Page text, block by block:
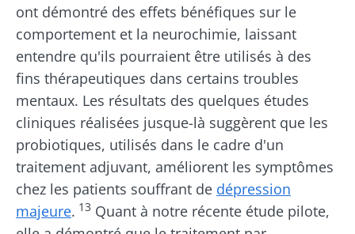
ont démontré des effets bénéfiques sur le
comportement et la neurochimie, laissant
entendre qu'ils pourraient être utilisés à des
fins thérapeutiques dans certains troubles
mentaux. Les résultats des quelques études
cliniques réalisées jusque-là suggèrent que les
probiotiques, utilisés dans le cadre d'un
traitement adjuvant, améliorent les symptômes
chez les patients souffrant de dépression
majeure. 13 Quant à notre récente étude pilote,